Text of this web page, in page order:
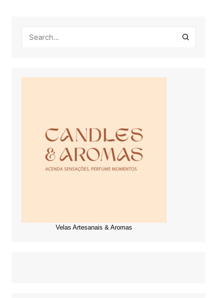
Velas Artesanais & Aromas